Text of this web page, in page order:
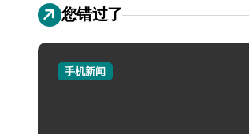
您错过了
手机新闻